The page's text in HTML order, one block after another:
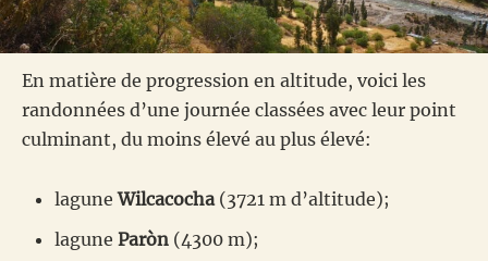
En matière de progression en altitude, voici les
randonnées d’une journée classées avec leur point
culminant, du moins élevé au plus élevé:
laguneWilcacocha(3721 m d’altitude);
lagune Paròn (4300 m);